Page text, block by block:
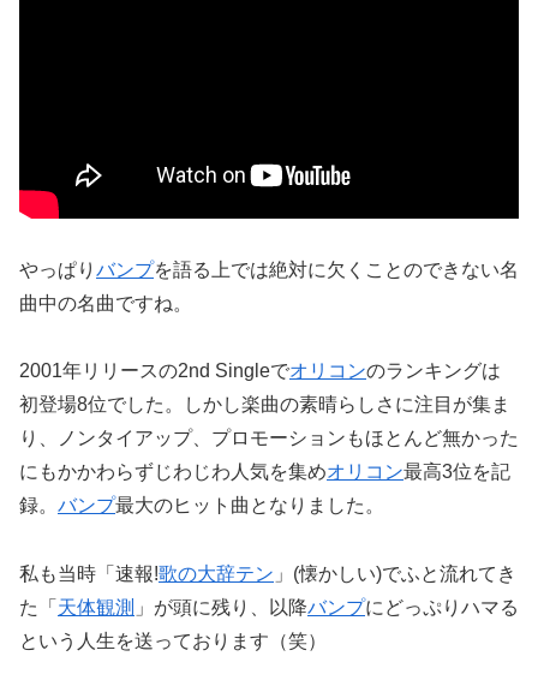
やっぱり バンプを語る上では絶対に欠くことのできない名
曲中の名曲ですね。
2001年リリースの2nd Singleでオリコンのランキングは
初登場8位でした。しかし楽曲の素晴らしさに注目が集ま
り、ノンタイアップ、プロモーションもほとんど無かった
にもかかわらずじわじわ人気を集めオリコン最高3位を記
録。 バンプ最大のヒット曲となりました。
私も当時「速報!歌の大辞テン 」(懐かしい)でふと流れてき
た「 天体観測 」が頭に残り、以降バンプにどっぷりハマる
という人生を送っております（笑）